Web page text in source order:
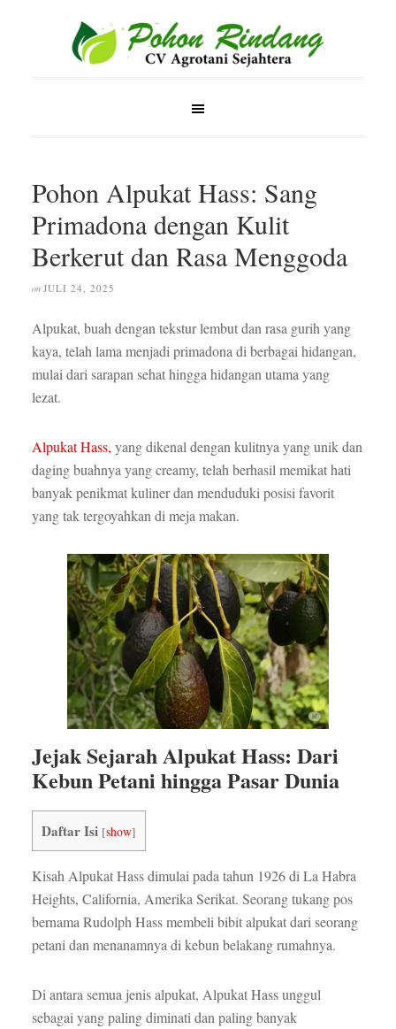
Pohon Alpukat Hass: Sang
Primadona dengan Kulit
Berkerut dan Rasa Menggoda
on JULI 24, 2025
Alpukat, buah dengan tekstur lembut dan rasa gurih yang
kaya, telah lama menjadi primadona di berbagai hidangan,
mulai dari sarapan sehat hingga hidangan utama yang
lezat.
Alpukat Hass, yang dikenal dengan kulitnya yang unik dan
daging buahnya yang creamy, telah berhasil memikat hati
banyak penikmat kuliner dan menduduki posisi favorit
yang tak tergoyahkan di meja makan.
Jejak Sejarah Alpukat Hass: Dari
Kebun Petani hingga Pasar Dunia
Daftar Isi [show]
Kisah Alpukat Hass dimulai pada tahun 1926 di La Habra
Heights, California, Amerika Serikat. Seorang tukang pos
bernama Rudolph Hass membeli bibit alpukat dari seorang
petani dan menanamnya di kebun belakang rumahnya.
Di antara semua jenis alpukat, Alpukat Hass unggul
sebagai yang paling diminati dan paling banyak